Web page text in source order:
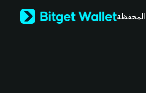
المحفظة